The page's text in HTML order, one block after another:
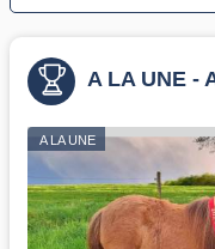
A LA UNE -
A LA UNE